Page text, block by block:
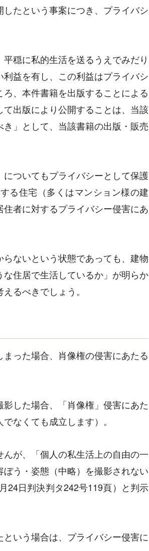
たという事案につき、プライバシ
穏に私的生活を送るうえでみだり
益を有し、この利益はプライバシ
、本件書籍を出版することによる
出版により公開することは、当該
」として、当該書籍の出版・販売
ついてもプライバシーとして保護
る住宅（多くはマンション様の建
者に対するプライバシー侵害にあ
ないという状態であっても、建物
住居で生活しているか」が明らか
るべきでしょう。
った場合、肖像権の侵害にあたる
した場合、「肖像権」侵害にあた
なくても成立します）。
が、「個人の私生活上の自由の一
う・姿態（中略）を撮影されない
24日判決判タ242号119頁）と判示
いう場合は、プライバシー侵害に